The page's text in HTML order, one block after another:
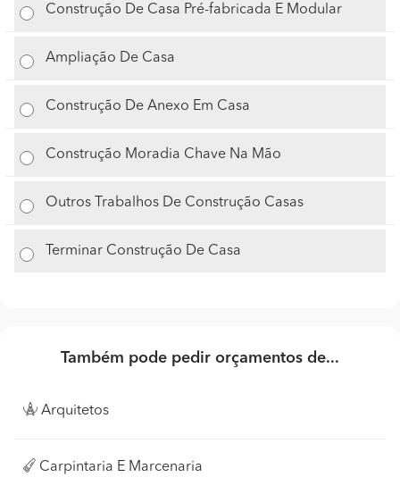
Construção De Casa Pré-fabricada E Modular
Ampliação De Casa
Construção De Anexo Em Casa
Construção Moradia Chave Na Mão
Outros Trabalhos De Construção Casas
Terminar Construção De Casa
Também pode pedir orçamentos de...
Arquitetos
Carpintaria E Marcenaria